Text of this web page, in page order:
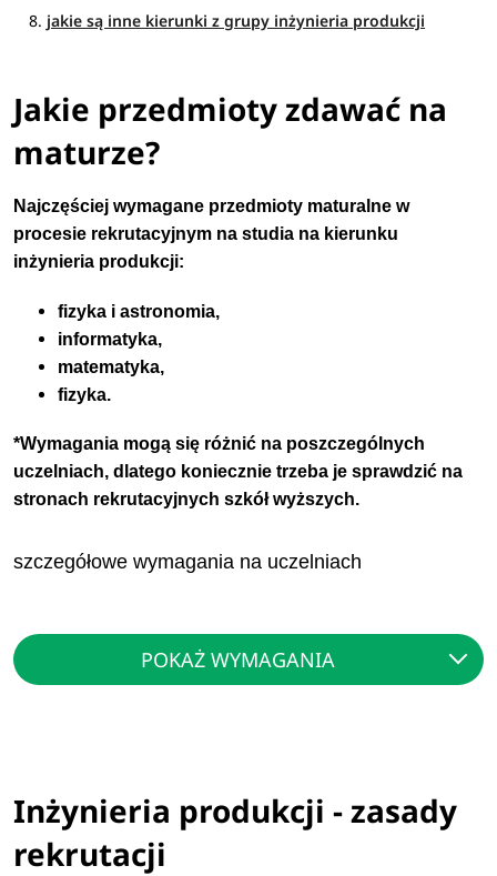
jakie są inne kierunki z grupy inżynieria produkcji
Jakie przedmioty zdawać na
maturze?
Najczęściej wymagane przedmioty maturalne w
procesie rekrutacyjnym na studia na kierunku
inżynieria produkcji:
fizyka i astronomia,
informatyka,
matematyka,
fizyka.
*Wymagania mogą się różnić na poszczególnych
uczelniach, dlatego koniecznie trzeba je sprawdzić na
stronach rekrutacyjnych szkół wyższych.
szczegółowe wymagania na uczelniach
POKAŻ WYMAGANIA
Inżynieria produkcji - zasady
rekrutacji